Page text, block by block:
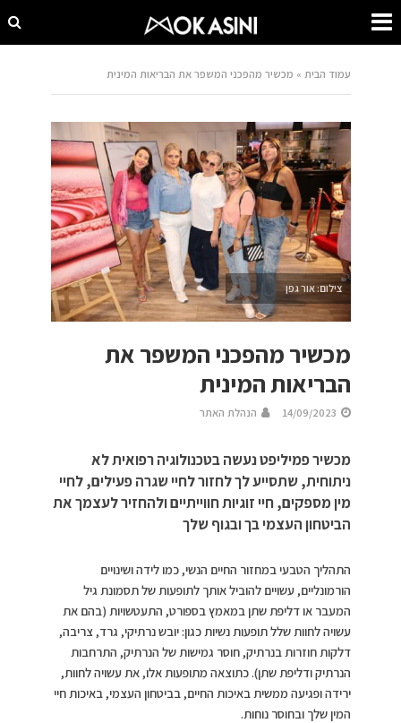
עמוד הבית » מכשיר מהפכני המשפר את הבריאות המינית
צילום: אור גפן
מכשיר מהפכני המשפר את
הבריאות המינית
14/09/2023 הנהלת האתר
מכשיר פמיליפט נעשה בטכנולוגיה רפואית לא
ניתוחית, שתסייע לך לחזור לחיי שגרה פעילים, לחיי
מין מספקים, חיי זוגיות חווייתיים ולהחזיר לעצמך את
הביטחון העצמי בך ובגוף שלך
התהליך הטבעי במחזור החיים הנשי, כמו לידה ושינויים
הורמונליים, עשויים להוביל אותך לתופעות של תסמונת גיל
המעבר או דליפת שתן במאמץ בספורט, התעטשויות (בהם את
עשויה לחוות שלל תופעות נשיות כגון: יובש נרתיקי, גרד, צריבה,
דלקות חוזרות בנרתיק, חוסר גמישות של הנרתיק, התרחבות
הנרתיק ודליפת שתן). כתוצאה מתופעות אלו, את עשויה לחוות,
ירידה ופגיעה ממשית באיכות החיים, בביטחון העצמי, באיכות חיי
המין שלך ובחוסר נוחות.